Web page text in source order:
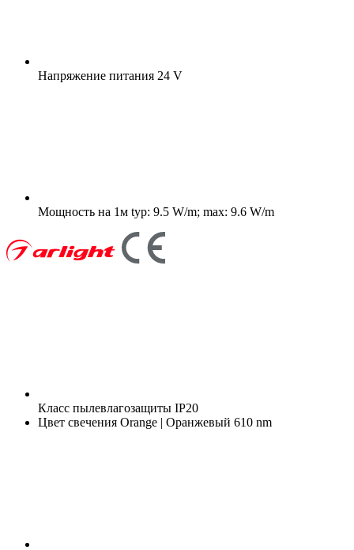
Напряжение питания 24 V
Мощность на 1м typ: 9.5 W/m; max: 9.6 W/m
Класс пылевлагозащиты IP20
Цвет свечения Orange | Оранжевый 610 nm